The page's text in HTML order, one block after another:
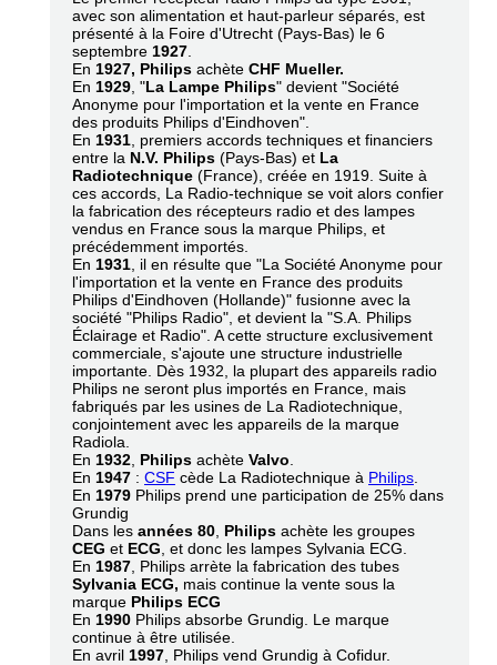
avec son alimentation et haut-parleur séparés, est
présenté à la Foire d'Utrecht (Pays-Bas) le 6
septembre 1927
En 1927, Philips achète CHF Mueller.
En 1929 , "La Lampe Philips" devient "Société
Anonyme pour l'importation et la vente en France
des produits Philips d'Eindhoven".
En 1931 , premiers accords techniques et financiers
entre la N.V. Philips (Pays-Bas) et La
Radiotechnique (France), créée en 1919. Suite à
ces accords, La Radio-technique se voit alors confier
la fabrication des récepteurs radio et des lampes
vendus en France sous la marque Philips, et
précédemment importés.
En 1931 , il en résulte que "La Société Anonyme pour
l'importation et la vente en France des produits
Philips d'Eindhoven (Hollande)" fusionne avec la
société "Philips Radio", et devient la "S.A. Philips
Éclairage et Radio". A cette structure exclusivement
commerciale, s'ajoute une structure industrielle
importante. Dès 1932, la plupart des appareils radio
Philips ne seront plus importés en France, mais
fabriqués par les usines de La Radiotechnique,
conjointement avec les appareils de la marque
Radiola.
En 1932 Philips achète Valvo
En 1947 : CSF cède La Radiotechnique à Philips
En 1979 Philips prend une participation de 25% dans
Grundig
Dans les années 80 Philips achète les groupes
CEG et ECG , et donc les lampes Sylvania ECG.
En 1987 , Philips arrète la fabrication des tubes
Sylvania ECG, mais continue la vente sous la
marque Philips ECG
En 1990 Philips absorbe Grundig. Le marque
continue à être utilisée.
En avril 1997 , Philips vend Grundig à Cofidur.